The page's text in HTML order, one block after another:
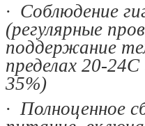
· Соблюдение
(регулярные
поддержание
пределах 20-
35%)
· Полноценное